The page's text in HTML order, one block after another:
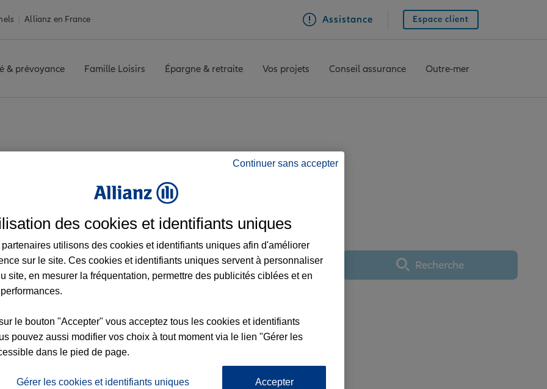
Allianz en France Assistance Espace client
& prévoyance Famille Loisirs Épargne & retraite Vos projets Conseil assurance Outre-mer
les avis de l'agence BELFORT
Utiliser ma positionRecherche
Continuer sans accepter
des cookies et identifiants uniques
partenaires utilisons des cookies et identifiants uniques afin d'améliorer
sur le site. Ces cookies et identifiants uniques servent à personnaliser
site, en mesurer la fréquentation, permettre des publicités ciblées et en
le bouton "Accepter" vous acceptez tous les cookies et identifiants
pouvez aussi modifier vos choix à tout moment via le lien "Gérer les
dans le pied de page.
Gérer les cookies et identifiants uniques Accepter